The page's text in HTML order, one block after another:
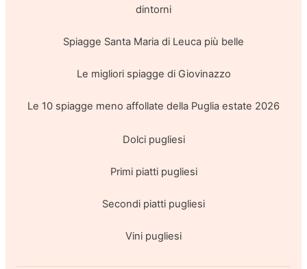
dintorni
Spiagge Santa Maria di Leuca più belle
Le migliori spiagge di Giovinazzo
Le 10 spiagge meno affollate della Puglia estate 2026
Dolci pugliesi
Primi piatti pugliesi
Secondi piatti pugliesi
Vini pugliesi